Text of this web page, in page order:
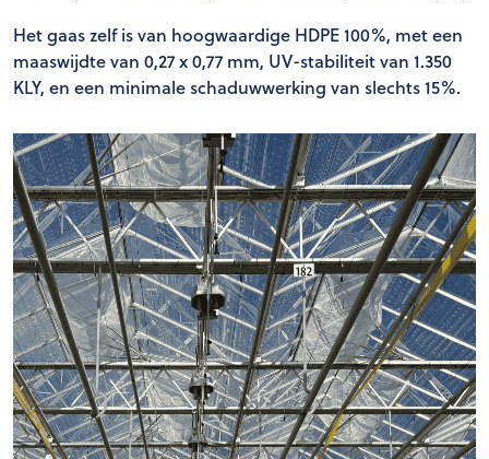
Het gaas zelf is van hoogwaardige HDPE 100%, met een
maaswijdte van 0,27 x 0,77 mm, UV-stabiliteit van 1.350
KLY, en een minimale schaduwwerking van slechts 15%.